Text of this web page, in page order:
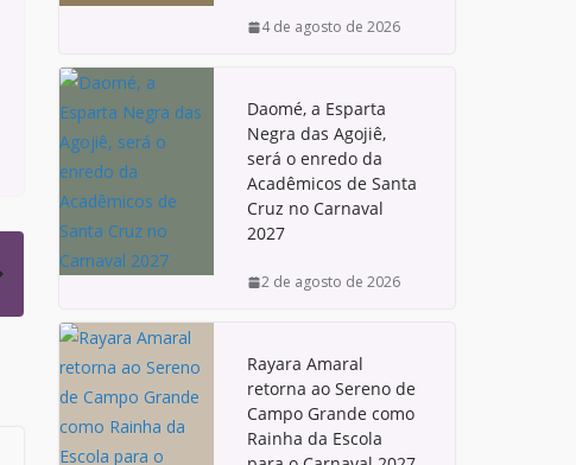
4 de agosto de 2026
Daomé, a Esparta
Negra das Agojiê,
será o enredo da
Acadêmicos de Santa
Cruz no Carnaval
2027
2 de agosto de 2026
Rayara Amaral
retorna ao Sereno de
Campo Grande como
Rainha da Escola